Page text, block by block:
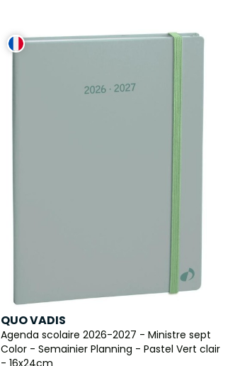
QUO VADIS
Agenda scolaire 2026-2027 - Ministre sept
Color - Semainier Planning - Pastel Vert clair
- 16x24cm